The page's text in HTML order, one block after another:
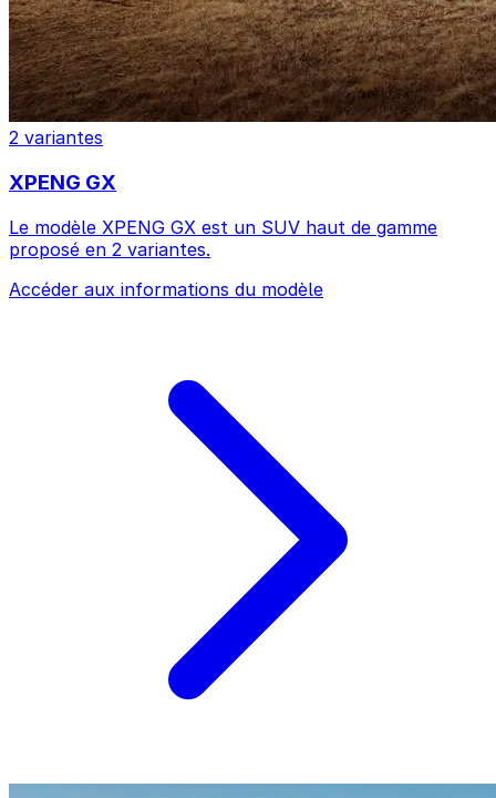
2 variantes
XPENG GX
Le modèle XPENG GX est un SUV haut de gamme
proposé en 2 variantes.
Accéder aux informations du modèle